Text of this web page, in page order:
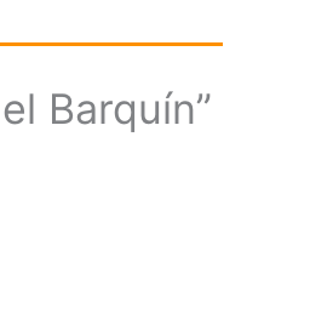
Barquín”